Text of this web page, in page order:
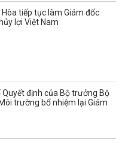
tiếp tục làm Giám đốc
lợi Việt Nam
Quyết định của Bộ trưởng Bộ
trường bổ nhiệm lại Giám